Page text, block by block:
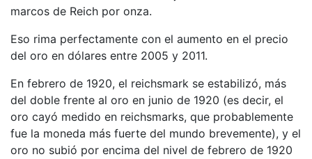
marcos de Reich por onza.
Eso rima perfectamente con el aumento en el precio
del oro en dólares entre 2005 y 2011.
En febrero de 1920, el reichsmark se estabilizó, más
del doble frente al oro en junio de 1920 (es decir, el
oro cayó medido en reichsmarks, que probablemente
fue la moneda más fuerte del mundo brevemente), y el
oro no subió por encima del nivel de febrero de 1920